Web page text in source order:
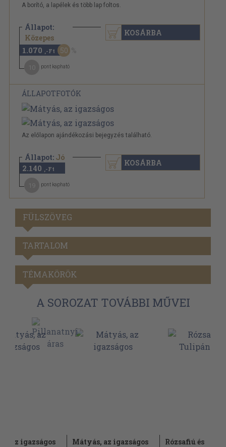
A borító, a lapélek és több lap foltos.
Állapot:
Közepes
2.140 Ft
1.070 ,-Ft 50
pont kapható
KOSÁRBA
ÁLLAPOTFOTÓK
Az előlapon ajándékozási bejegyzés található.
Állapot: Jó
2.140 ,-Ft
pont kapható
KOSÁRBA
FÜLSZÖVEG
TARTALOM
TÉMAKÖRÖK
A SOROZAT TOVÁBBI MŰVEI
az igazságos Mátyás, az igazságos
Rózsafiú és